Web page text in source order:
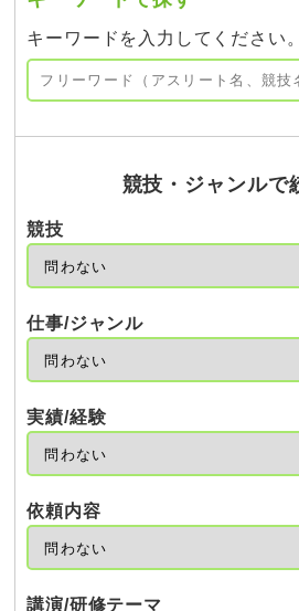
キーワードを入力してください。
競技・ジャンルで
競技
仕事/ジャンル
実績/経験
依頼内容
講演/研修テーマ